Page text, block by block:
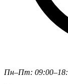
Пн–Пт: